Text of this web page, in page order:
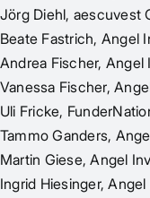
Jörg Diehl, aescuvest
Beate Fastrich, Angel
Andrea Fischer, Angel
Vanessa Fischer,
Uli Fricke,
Tammo Ganders,
Martin Giese, Angel
Ingrid Hiesinger,